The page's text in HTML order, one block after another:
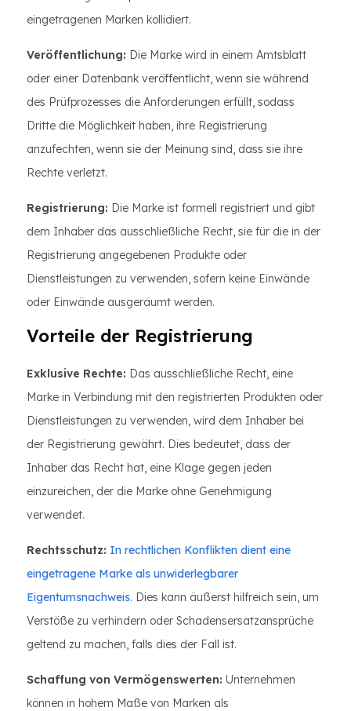
eingetragenen Marken kollidiert.
Veröffentlichung: Die Marke wird in einem Amtsblatt
oder einer Datenbank veröffentlicht, wenn sie während
des Prüfprozesses die Anforderungen erfüllt, sodass
Dritte die Möglichkeit haben, ihre Registrierung
anzufechten, wenn sie der Meinung sind, dass sie ihre
Rechte verletzt.
Registrierung: Die Marke ist formell registriert und gibt
dem Inhaber das ausschließliche Recht, sie für die in der
Registrierung angegebenen Produkte oder
Dienstleistungen zu verwenden, sofern keine Einwände
oder Einwände ausgeräumt werden.
Vorteile der Registrierung
Exklusive Rechte: Das ausschließliche Recht, eine
Marke in Verbindung mit den registrierten Produkten oder
Dienstleistungen zu verwenden, wird dem Inhaber bei
der Registrierung gewährt. Dies bedeutet, dass der
Inhaber das Recht hat, eine Klage gegen jeden
einzureichen, der die Marke ohne Genehmigung
verwendet.
Rechtsschutz: In rechtlichen Konflikten dient eine
eingetragene Marke als unwiderlegbarer
Eigentumsnachweis. Dies kann äußerst hilfreich sein, um
Verstöße zu verhindern oder Schadensersatzansprüche
geltend zu machen, falls dies der Fall ist.
Schaffung von Vermögenswerten: Unternehmen
können in hohem Maße von Marken als